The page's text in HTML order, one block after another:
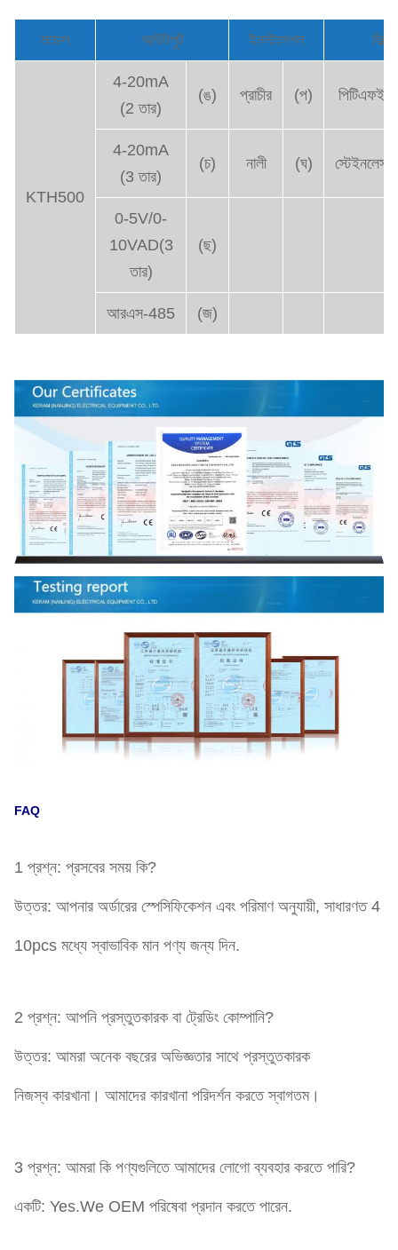
মডেল আউটপুট ইনস্টলেশন
KTH500
4-20mA
(2 তার)
(ঙ) প্রাচীর (প) পিটিএফই
4-20mA
(3 তার)
(চ) নালী (ঘ) স্টেইনলেস
0-5V/0-
10VAD(3
তার)
(ছ)
আরএস-485 (জ)
FAQ
1 প্রশ্ন: প্রসবের সময় কি?
উত্তর: আপনার অর্ডারের স্পেসিফিকেশন এবং পরিমাণ অনুযায়ী, সাধারণত 4
10pcs মধ্যে স্বাভাবিক মান পণ্য জন্য দিন.
2 প্রশ্ন: আপনি প্রস্তুতকারক বা ট্রেডিং কোম্পানি?
উত্তর: আমরা অনেক বছরের অভিজ্ঞতার সাথে প্রস্তুতকারক
নিজস্ব কারখানা। আমাদের কারখানা পরিদর্শন করতে স্বাগতম।
3 প্রশ্ন: আমরা কি পণ্যগুলিতে আমাদের লোগো ব্যবহার করতে পারি?
একটি: Yes.We OEM পরিষেবা প্রদান করতে পারেন.